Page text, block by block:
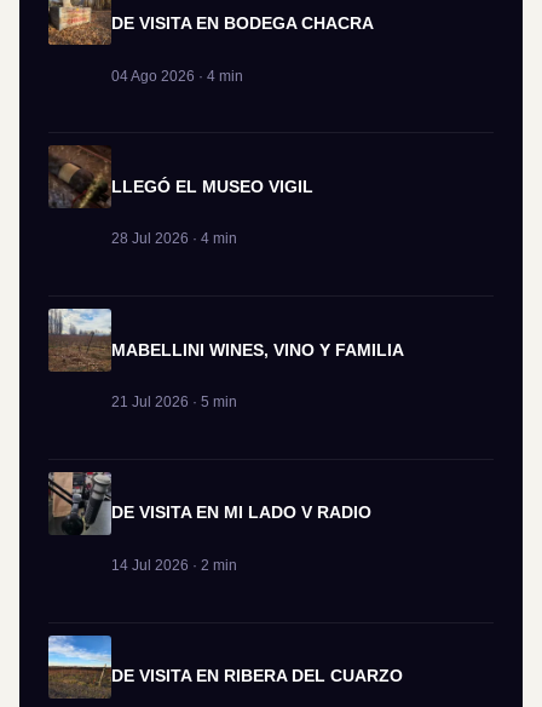
DE VISITA EN BODEGA CHACRA
04 Ago 2026 · 4 min
LLEGÓ EL MUSEO VIGIL
28 Jul 2026 · 4 min
MABELLINI WINES, VINO Y FAMILIA
21 Jul 2026 · 5 min
DE VISITA EN MI LADO V RADIO
14 Jul 2026 · 2 min
DE VISITA EN RIBERA DEL CUARZO